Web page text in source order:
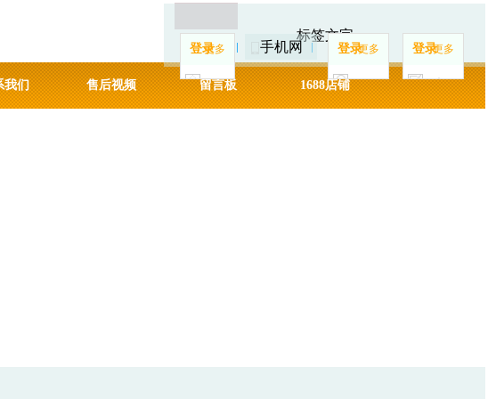
标签文字
手机网 登录更多
登录
登录
登录更多
注册
注册
登录更多
首页
首页
我们 售后视频 留言板 1688店铺